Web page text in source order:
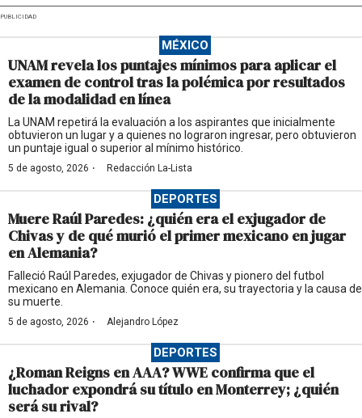
PUBLICIDAD
MÉXICO
UNAM revela los puntajes mínimos para aplicar el
examen de control tras la polémica por resultados
de la modalidad en línea
La UNAM repetirá la evaluación a los aspirantes que inicialmente
obtuvieron un lugar y a quienes no lograron ingresar, pero obtuvieron
un puntaje igual o superior al mínimo histórico.
5 de agosto, 2026 · Redacción La-Lista
DEPORTES
Muere Raúl Paredes: ¿quién era el exjugador de
Chivas y de qué murió el primer mexicano en jugar
en Alemania?
Falleció Raúl Paredes, exjugador de Chivas y pionero del futbol
mexicano en Alemania. Conoce quién era, su trayectoria y la causa de
su muerte.
5 de agosto, 2026 · Alejandro López
DEPORTES
¿Roman Reigns en AAA? WWE confirma que el
luchador expondrá su título en Monterrey; ¿quién
será su rival?